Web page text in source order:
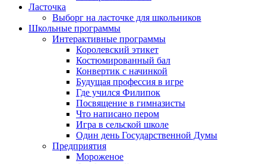
Ласточка
Выборг на ласточке для школьников
Школьные программы
Интерактивные программы
Королевский этикет
Костюмированный бал
Конвертик с начинкой
Будущая профессия в игре
Где учился Филипок
Посвящение в гимназисты
Что написано пером
Игра в сельской школе
Один день Государственной Думы
Предприятия
Мороженое